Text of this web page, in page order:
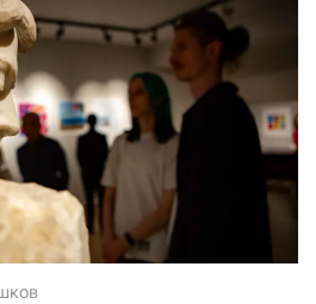
свое гражданство РФ
СОУЧАСТНИКОМ
С ДРУЗЬЯМИ
donate@novayagazeta.ru